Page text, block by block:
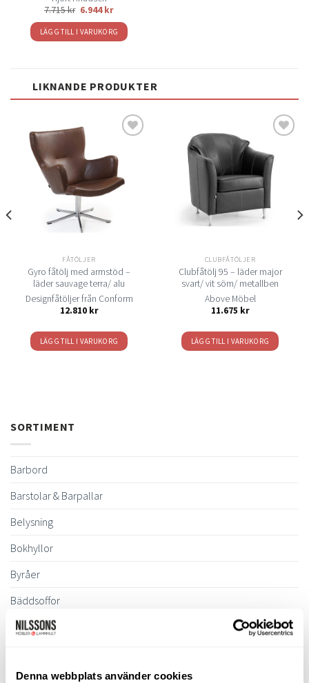
Denna webbplats använder cookies
7.715kr 6.944kr
LÄGG TILL I VARUKORG
LIKNANDE PRODUKTER
till i
önskelistan
FÅTÖLJER
Gyro fåtölj med armstöd –
läder sauvage terra/ alu
Designfåtöljer från Conform
12.810 kr
LÄGG TILL I VARUKORG
till i
önskelistan
CLUBFÅTÖLJER
Clubfåtölj 95 – läder major
svart/ vit söm/ metallben
Above Möbel
11.675 kr
LÄGG TILL I VARUKORG
SORTIMENT
Barbord
Barstolar & Barpallar
Belysning
Bokhyllor
Byråer
Bäddsoffor
Bänkar & Pallar
Clubfåtöljer